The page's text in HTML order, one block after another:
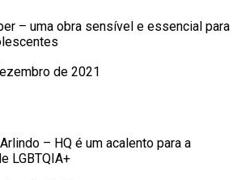
– uma obra sensível e essencial para
de 2021
a
– HQ é um acalento para a
LGBTQIA+